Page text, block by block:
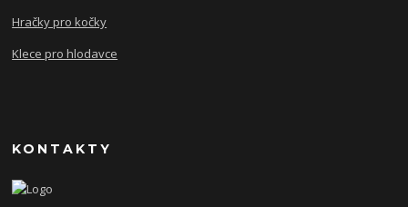
Hračky pro kočky
Klece pro hlodavce
KONTAKTY